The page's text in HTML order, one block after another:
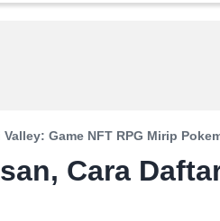
Game NFT RPG Mirip
Cara